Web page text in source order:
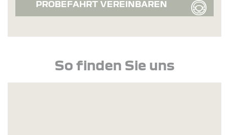
PROBEFAHRT VEREINBAREN
So finden Sie uns